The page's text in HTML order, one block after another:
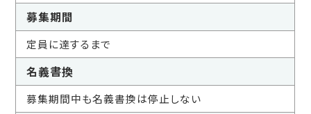
募集期間
定員に達するまで
名義書換
募集期間中も名義書換は停止しない